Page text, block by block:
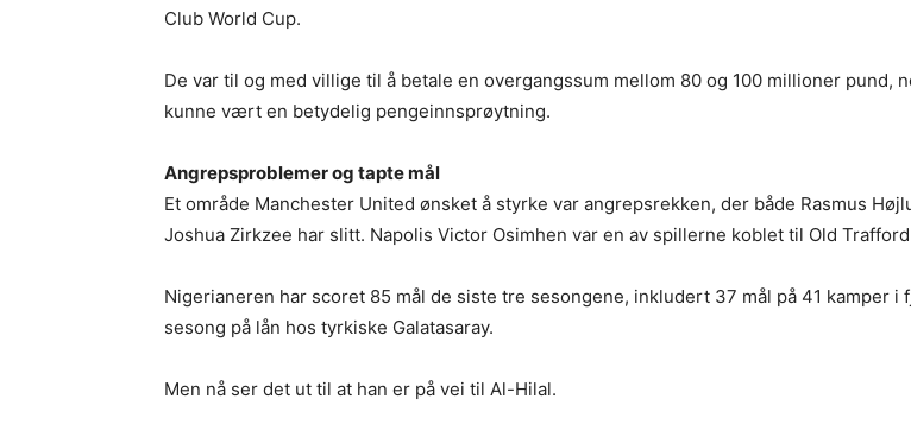
Club World Cup.
De var til og med villige til å betale en overgangssum mellom 80 og 100 millioner pund,
kunne vært en betydelig pengeinnsprøytning.
Angrepsproblemer og tapte mål
Et område Manchester United ønsket å styrke var angrepsrekken, der både Rasmus
Joshua Zirkzee har slitt. Napolis Victor Osimhen var en av spillerne koblet til Old
Nigerianeren har scoret 85 mål de siste tre sesongene, inkludert 37 mål på 41 kamper i
sesong på lån hos tyrkiske Galatasaray.
Men nå ser det ut til at han er på vei til Al-Hilal.